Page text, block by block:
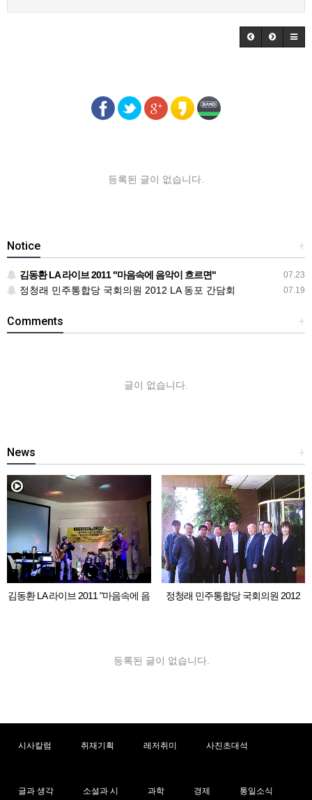
등록된 글이 없습니다.
+
Notice
07.23
김동환 LA 라이브 2011 "마음속에 음악이 흐르면"
07.19
정청래 민주통합당 국회의원 2012 LA 동포 간담회
+
Comments
글이 없습니다.
+
News
김동환 LA 라이브 2011 "마음속에 음
정청래 민주통합당 국회의원 2012
등록된 글이 없습니다.
시사칼럼 취재기획 레저취미 사진초대석
글과 생각 소설과 시 과학 경제 통일소식